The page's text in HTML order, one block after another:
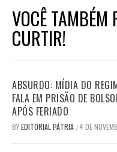
VOCÊ TAMBÉM
CURTIR!
ABSURDO: MÍDIA DO
FALA EM PRISÃO DE
APÓS FERIADO
BYEDITORIAL PÁTRIA /4 DE